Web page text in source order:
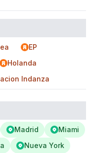
EP
Holanda
Indanza
Madrid
Miami
Nueva York